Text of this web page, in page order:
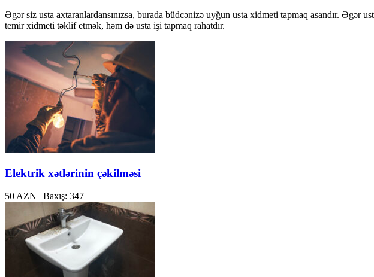
Əgər siz usta axtaranlardansınızsa, burada büdcənizə uyğun usta xidmeti tapmaq asandır.
temir xidmeti təklif etmək, həm də usta işi tapmaq rahatdır.
Elektrik xətlərinin çəkilməsi
50 AZN | Baxış: 347